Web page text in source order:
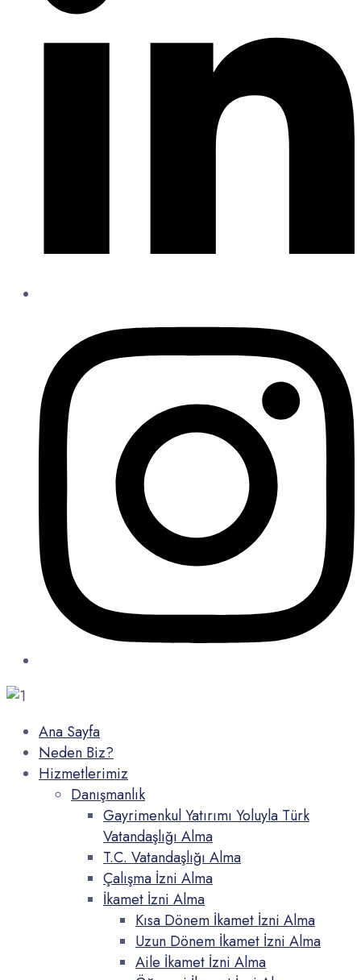
Ana Sayfa
Neden Biz?
Hizmetlerimiz
Danışmanlık
Gayrimenkul Yatırımı Yoluyla Türk
Vatandaşlığı Alma
T.C. Vatandaşlığı Alma
Çalışma İzni Alma
İkamet İzni Alma
Kısa Dönem İkamet İzni Alma
Uzun Dönem İkamet İzni Alma
Aile İkamet İzni Alma